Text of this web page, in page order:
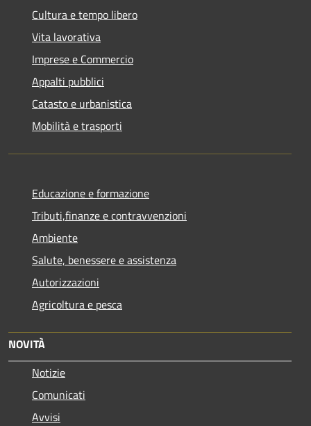
Cultura e tempo libero
Vita lavorativa
Imprese e Commercio
Appalti pubblici
Catasto e urbanistica
Mobilità e trasporti
Educazione e formazione
Tributi,finanze e contravvenzioni
Ambiente
Salute, benessere e assistenza
Autorizzazioni
Agricoltura e pesca
NOVITÀ
Notizie
Comunicati
Avvisi